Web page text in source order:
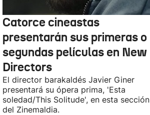
Catorce cineastas
presentarán sus primeras o
segundas películas en New
Directors
El director barakaldés Javier Giner
presentará su ópera prima, 'Esta
soledad/This Solitude', en esta sección
del Zinemaldia.